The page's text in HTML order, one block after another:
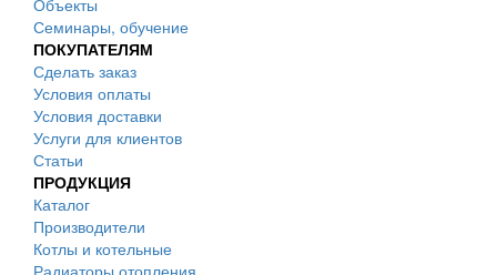
Объекты
Семинары, обучение
ПОКУПАТЕЛЯМ
Сделать заказ
Условия оплаты
Условия доставки
Услуги для клиентов
Статьи
ПРОДУКЦИЯ
Каталог
Производители
Котлы и котельные
Радиаторы отопления